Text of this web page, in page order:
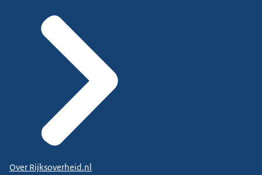
Over Rijksoverheid.nl